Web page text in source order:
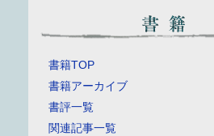
書籍TOP
書籍アーカイブ
書評一覧
関連記事一覧